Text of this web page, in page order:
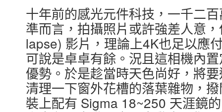
十年前的感光元件科技，一千二
準而言，拍攝照片或許強差人意
lapse) 影片，理論上4K也足以應
可說是卓卓有餘。況且這相機內
優勢。於是趁當時天色尚好，將
清理一下窗外花槽的落葉雜物，
裝上配有 Sigma 18~250 天涯鏡